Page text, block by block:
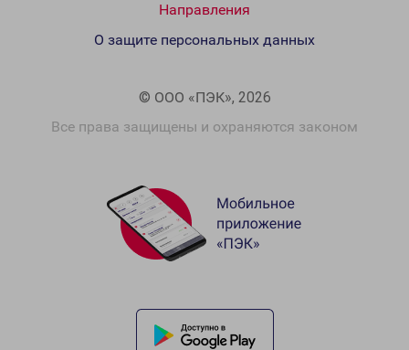
Направления
© ООО «ПЭК», 2026
Все права защищены и охраняются законом
О защите персональных данных